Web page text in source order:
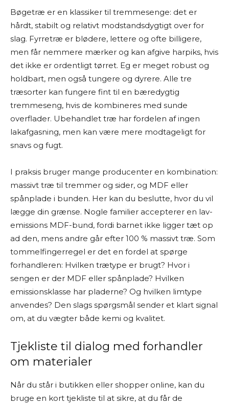
Bøgetræ er en klassiker til tremmesenge: det er
hårdt, stabilt og relativt modstandsdygtigt over for
slag. Fyrretræ er blødere, lettere og ofte billigere,
men får nemmere mærker og kan afgive harpiks, hvis
det ikke er ordentligt tørret. Eg er meget robust og
holdbart, men også tungere og dyrere. Alle tre
træsorter kan fungere fint til en bæredygtig
tremmeseng, hvis de kombineres med sunde
overflader. Ubehandlet træ har fordelen af ingen
lakafgasning, men kan være mere modtageligt for
snavs og fugt.
I praksis bruger mange producenter en kombination:
massivt træ til tremmer og sider, og MDF eller
spånplade i bunden. Her kan du beslutte, hvor du vil
lægge din grænse. Nogle familier accepterer en lav-
emissions MDF-bund, fordi barnet ikke ligger tæt op
ad den, mens andre går efter 100 % massivt træ. Som
tommelfingerregel er det en fordel at spørge
forhandleren: Hvilken trætype er brugt? Hvor i
sengen er der MDF eller spånplade? Hvilken
emissionsklasse har pladerne? Og hvilken limtype
anvendes? Den slags spørgsmål sender et klart signal
om, at du vægter både kemi og kvalitet.
Tjekliste til dialog med forhandler
om materialer
Når du står i butikken eller shopper online, kan du
bruge en kort tjekliste til at sikre, at du får de